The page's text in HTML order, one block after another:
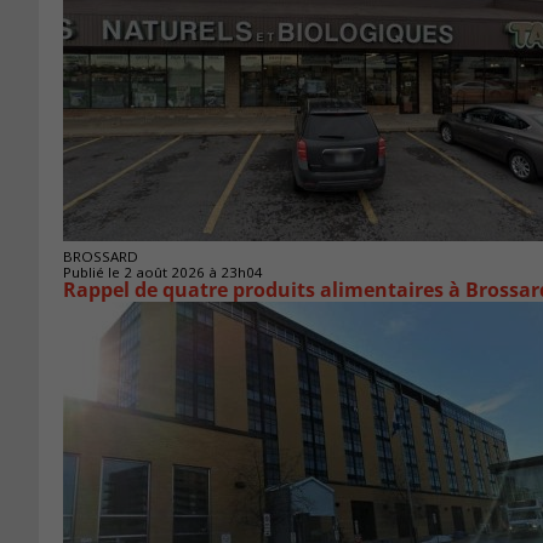
BROSSARD
Publié le 2 août 2026 à 23h04
Rappel de quatre produits alimentaires à